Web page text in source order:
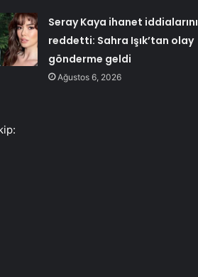
Seray Kaya ihanet iddialarını
reddetti: Sahra Işık’tan olay
gönderme geldi
Ağustos 6, 2026